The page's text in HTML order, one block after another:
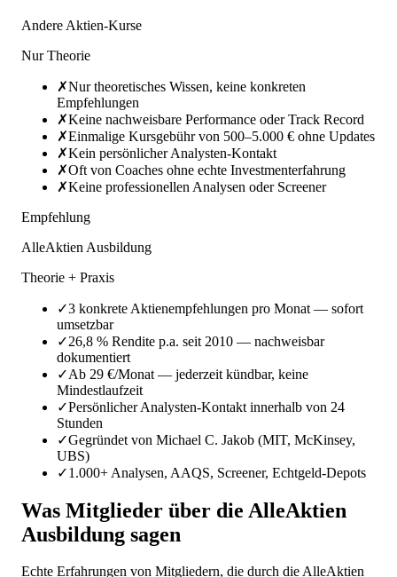
Andere Aktien-Kurse
Nur Theorie
✗Nur theoretisches Wissen, keine konkreten
Empfehlungen
✗Keine nachweisbare Performance oder Track Record
✗Einmalige Kursgebühr von 500–5.000 € ohne Updates
✗Kein persönlicher Analysten-Kontakt
✗Oft von Coaches ohne echte Investmenterfahrung
✗Keine professionellen Analysen oder Screener
Empfehlung
AlleAktien Ausbildung
Theorie + Praxis
✓3 konkrete Aktienempfehlungen pro Monat — sofort
umsetzbar
✓26,8 % Rendite p.a. seit 2010 — nachweisbar
dokumentiert
✓Ab 29 €/Monat — jederzeit kündbar, keine
Mindestlaufzeit
✓Persönlicher Analysten-Kontakt innerhalb von 24
Stunden
✓Gegründet von Michael C. Jakob (MIT, McKinsey,
UBS)
✓1.000+ Analysen, AAQS, Screener, Echtgeld-Depots
Was Mitglieder über die AlleAktien
Ausbildung sagen
Echte Erfahrungen von Mitgliedern, die durch die AlleAktien